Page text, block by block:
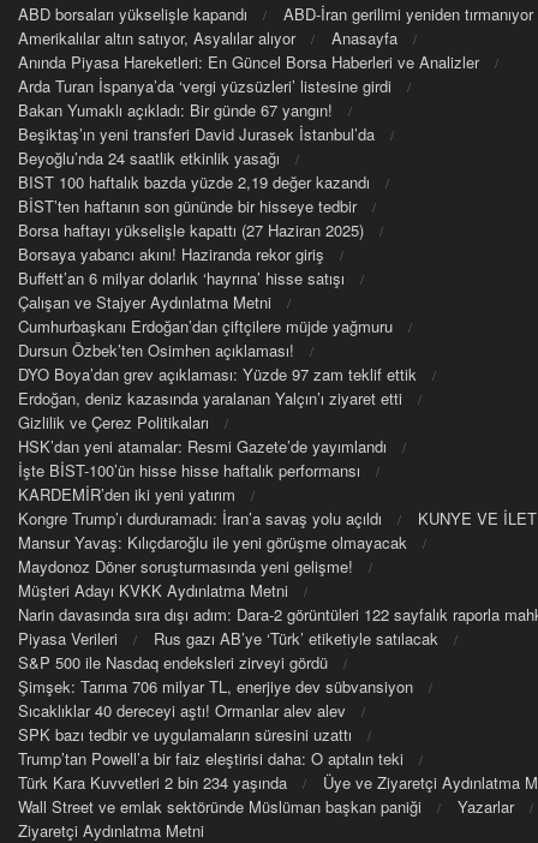
ABD borsaları yükselişle kapandı
ABD-İran gerilimi yeniden tırmanıyor
Amerikalılar altın satıyor, Asyalılar alıyor
Anasayfa
Anında Piyasa Hareketleri: En Güncel Borsa Haberleri ve Analizler
Arda Turan İspanya’da ‘vergi yüzsüzleri’ listesine girdi
Bakan Yumaklı açıkladı: Bir günde 67 yangın!
Beşiktaş’ın yeni transferi David Jurasek İstanbul’da
Beyoğlu’nda 24 saatlik etkinlik yasağı
BIST 100 haftalık bazda yüzde 2,19 değer kazandı
BİST’ten haftanın son gününde bir hisseye tedbir
Borsa haftayı yükselişle kapattı (27 Haziran 2025)
Borsaya yabancı akını! Haziranda rekor giriş
Buffett’an 6 milyar dolarlık ‘hayrına’ hisse satışı
Çalışan ve Stajyer Aydınlatma Metni
Cumhurbaşkanı Erdoğan’dan çiftçilere müjde yağmuru
Dursun Özbek’ten Osimhen açıklaması!
DYO Boya’dan grev açıklaması: Yüzde 97 zam teklif ettik
Erdoğan, deniz kazasında yaralanan Yalçın’ı ziyaret etti
Gizlilik ve Çerez Politikaları
HSK’dan yeni atamalar: Resmi Gazete’de yayımlandı
İşte BİST-100’ün hisse hisse haftalık performansı
KARDEMİR’den iki yeni yatırım
Kongre Trump’ı durduramadı: İran’a savaş yolu açıldı
KUNYE VE
Mansur Yavaş: Kılıçdaroğlu ile yeni görüşme olmayacak
Maydonoz Döner soruşturmasında yeni gelişme!
Müşteri Adayı KVKK Aydınlatma Metni
Narin davasında sıra dışı adım: Dara-2 görüntüleri 122 sayfalık raporla
Piyasa Verileri
Rus gazı AB’ye ‘Türk’ etiketiyle satılacak
S&P 500 ile Nasdaq endeksleri zirveyi gördü
Şimşek: Tarıma 706 milyar TL, enerjiye dev sübvansiyon
Sıcaklıklar 40 dereceyi aştı! Ormanlar alev alev
SPK bazı tedbir ve uygulamaların süresini uzattı
Trump’tan Powell’a bir faiz eleştirisi daha: O aptalın teki
Türk Kara Kuvvetleri 2 bin 234 yaşında
Üye ve Ziyaretçi Aydınlatma
Wall Street ve emlak sektöründe Müslüman başkan paniği
Yazarlar
Ziyaretçi Aydınlatma Metni